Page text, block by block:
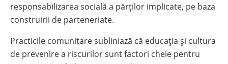
responsabilizarea socială a părților implicate, pe baza
construirii de parteneriate.
Practicile comunitare subliniază că educaţia şi cultura
de prevenire a riscurilor sunt factori cheie pentru